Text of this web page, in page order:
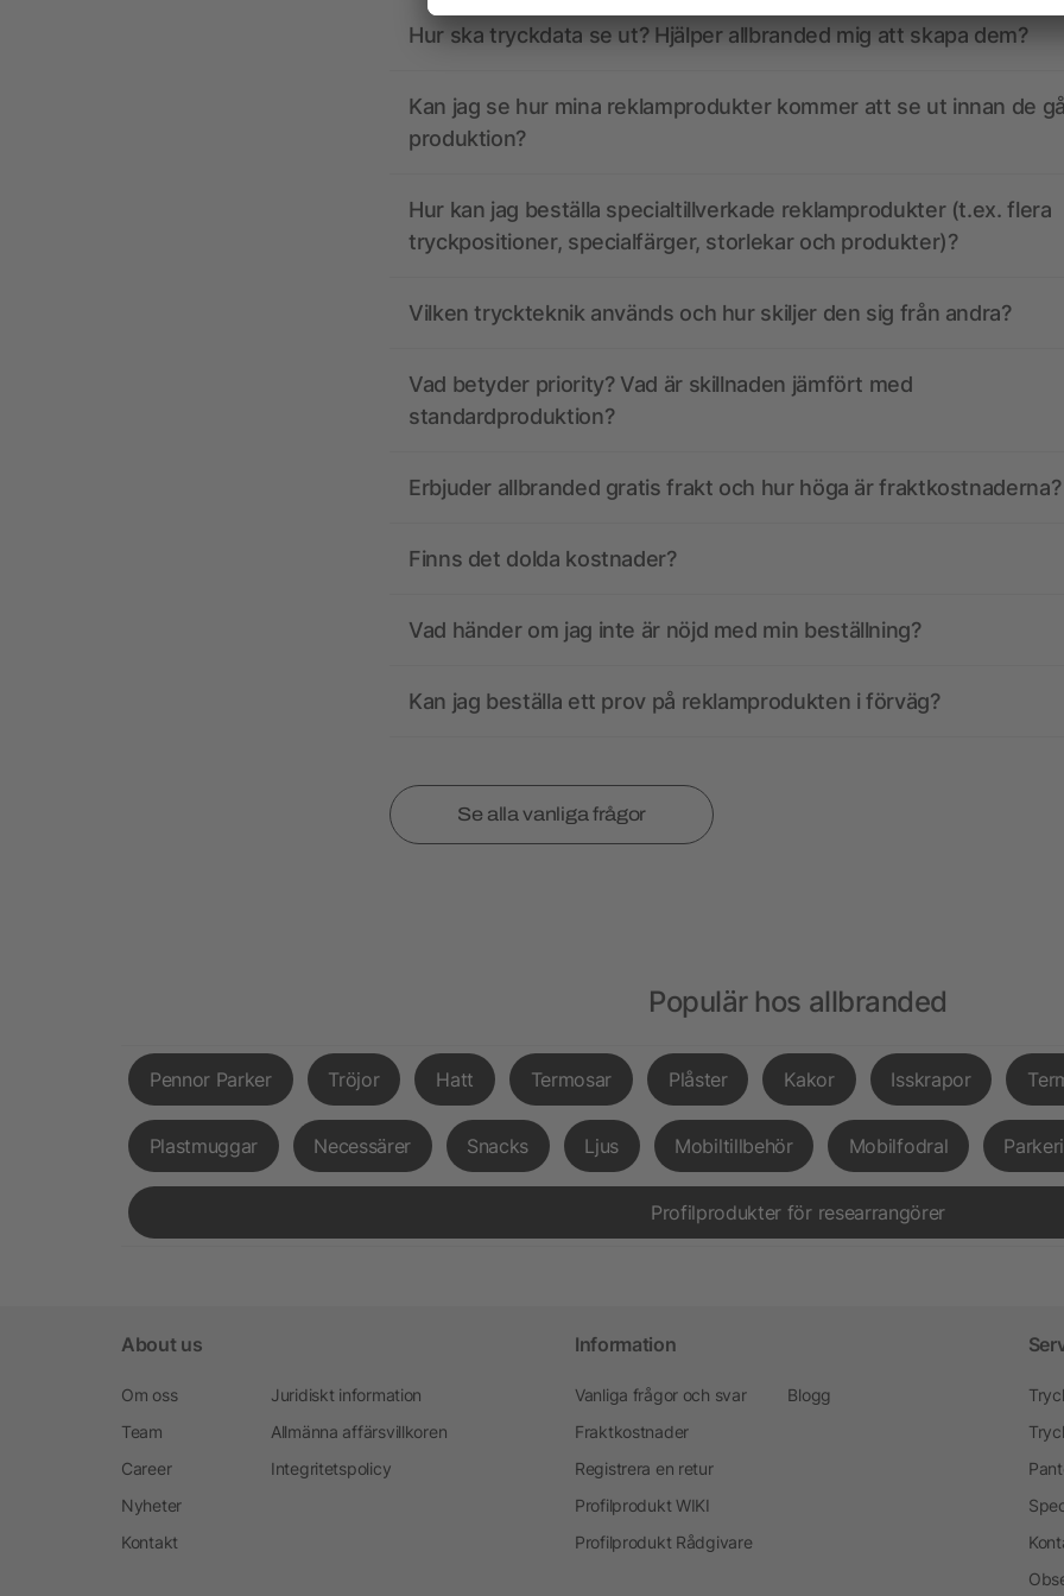
Hur ska tryckdata se ut? Hjälper allbranded mig att skapa dem?
Kan jag se hur mina reklamprodukter kommer att se ut innan de
produktion?
Hur kan jag beställa specialtillverkade reklamprodukter (t.ex. flera
tryckpositioner, specialfärger, storlekar och produkter)?
Vilken tryckteknik används och hur skiljer den sig från andra?
Vad betyder priority? Vad är skillnaden jämfört med
standardproduktion?
Erbjuder allbranded gratis frakt och hur höga är fraktkostnaderna?
Finns det dolda kostnader?
Vad händer om jag inte är nöjd med min beställning?
Kan jag beställa ett prov på reklamprodukten i förväg?
Se alla vanliga frågor
Populär hos allbranded
Pennor Parker Tröjor Hatt Termosar Plåster Kakor Isskrapor
Plastmuggar Necessärer Snacks Ljus Mobiltillbehör Mobilfodral
Profilprodukter för researrangörer
About us
Om oss
Team
Career
Nyheter
Kontakt
Juridiskt information
Allmänna affärsvillkoren
Integritetspolicy
Information
Vanliga frågor och svar
Fraktkostnader
Registrera en retur
Profilprodukt WIKI
Profilprodukt Rådgivare
Blogg